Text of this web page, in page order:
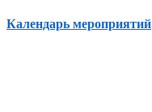
Календарь мероприятий